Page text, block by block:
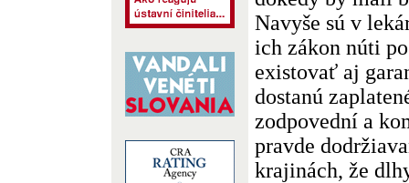
Navyše sú v
ich zákon núti
existovať aj
dostanú
zodpovední a
pravde
krajinách, že